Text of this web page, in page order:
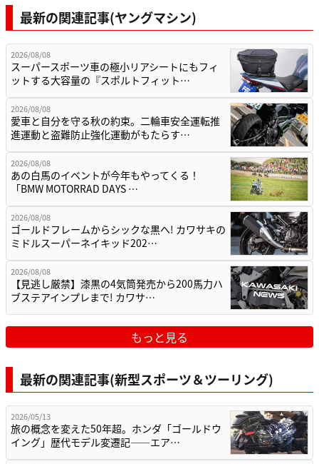
最新の関連記事(ヤングマシン)
2026/08/08
スーパースポーツ車の極小リアシートにもフィ
ットする大容量の『スポルトフィット…
2026/08/08
愛車と自分を守る秋の約束。二輪車安全運転推
進運動と盗難防止強化運動がもたらす…
2026/08/08
あの白馬のイベントが今年もやってくる！
「BMW MOTORRAD DAYS …
2026/08/08
ゴールドフレームからシックな黒へ! カワサキの
ミドルスーパーネイキッド202…
2026/08/08
【見逃し厳禁】漆黒の4気筒発売から200馬力ハ
ブステアインプレまで! カワサ…
もっと見る
最新の関連記事(新型スポーツ＆ツーリング)
2026/05/13
旅の概念を変えた50年超。ホンダ「ゴールドウ
イング」歴代モデル変遷記——エア…